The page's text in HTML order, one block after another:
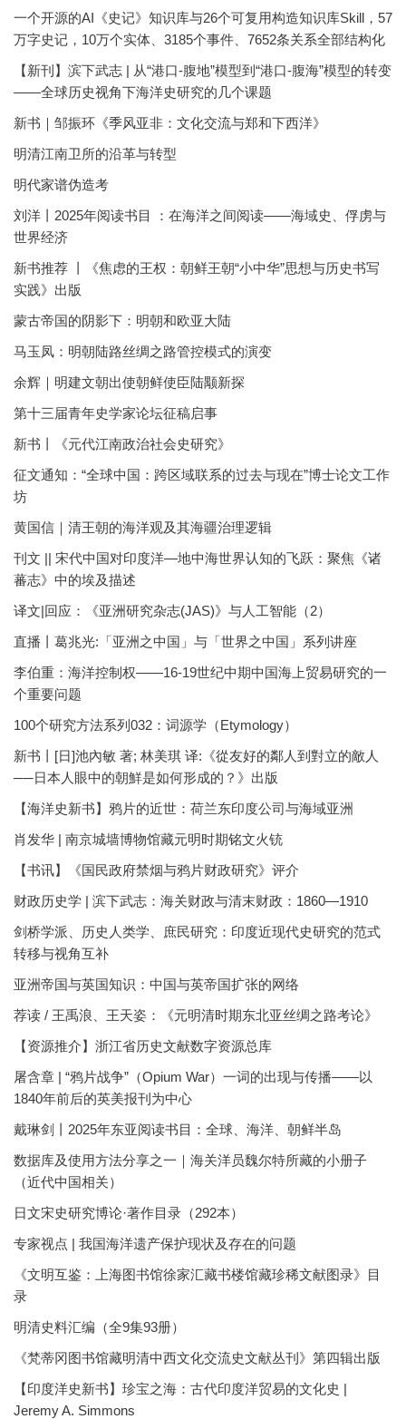
一个开源的AI《史记》知识库与26个可复用构造知识库Skill，57
万字史记，10万个实体、3185个事件、7652条关系全部结构化
【新刊】滨下武志 | 从“港口-腹地”模型到“港口-腹海”模型的转变
——全球历史视角下海洋史研究的几个课题
新书｜邹振环《季风亚非：文化交流与郑和下西洋》
明清江南卫所的沿革与转型
明代家谱伪造考
刘洋丨2025年阅读书目 ：在海洋之间阅读——海域史、俘虏与
世界经济
新书推荐 丨《焦虑的王权：朝鲜王朝“小中华”思想与历史书写
实践》出版
蒙古帝国的阴影下：明朝和欧亚大陆
马玉凤：明朝陆路丝绸之路管控模式的演变
余辉｜明建文朝出使朝鲜使臣陆颙新探
第十三届青年史学家论坛征稿启事
新书丨《元代江南政治社会史研究》
征文通知：“全球中国：跨区域联系的过去与现在”博士论文工作
坊
黄国信｜清王朝的海洋观及其海疆治理逻辑
刊文 || 宋代中国对印度洋—地中海世界认知的飞跃：聚焦《诸
蕃志》中的埃及描述
译文|回应：《亚洲研究杂志(JAS)》与人工智能（2）
直播丨葛兆光:「亚洲之中国」与「世界之中国」系列讲座
李伯重：海洋控制权——16-19世纪中期中国海上贸易研究的一
个重要问题
100个研究方法系列032：词源学（Etymology）
新书丨[日]池內敏 著; 林美琪 译:《從友好的鄰人到對立的敵人
──日本人眼中的朝鮮是如何形成的？》出版
【海洋史新书】鸦片的近世：荷兰东印度公司与海域亚洲
肖发华 | 南京城墙博物馆藏元明时期铭文火铳
【书讯】《国民政府禁烟与鸦片财政研究》评介
财政历史学 | 滨下武志：海关财政与清末财政：1860—1910
剑桥学派、历史人类学、庶民研究：印度近现代史研究的范式
转移与视角互补
亚洲帝国与英国知识：中国与英帝国扩张的网络
荐读 / 王禹浪、王天姿：《元明清时期东北亚丝绸之路考论》
【资源推介】浙江省历史文献数字资源总库
屠含章 | “鸦片战争”（Opium War）一词的出现与传播——以
1840年前后的英美报刊为中心
戴琳剑丨2025年东亚阅读书目：全球、海洋、朝鲜半岛
数据库及使用方法分享之一｜海关洋员魏尔特所藏的小册子
（近代中国相关）
日文宋史研究博论·著作目录（292本）
专家视点 | 我国海洋遗产保护现状及存在的问题
《文明互鉴：上海图书馆徐家汇藏书楼馆藏珍稀文献图录》目
录
明清史料汇编（全9集93册）
《梵蒂冈图书馆藏明清中西文化交流史文献丛刊》第四辑出版
【印度洋史新书】珍宝之海：古代印度洋贸易的文化史 |
Jeremy A. Simmons